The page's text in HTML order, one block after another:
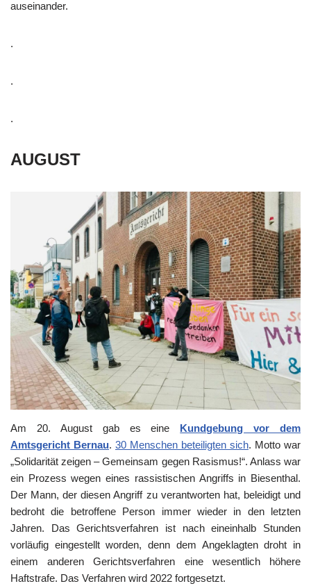
auseinander.
.
.
.
AUGUST
Am 20. August gab es eine Kundgebung vor dem
Amtsgericht Bernau. 30 Menschen beteiligten sich. Motto war
„Solidarität zeigen – Gemeinsam gegen Rasismus!“. Anlass war
ein Prozess wegen eines rassistischen Angriffs in Biesenthal.
Der Mann, der diesen Angriff zu verantworten hat, beleidigt und
bedroht die betroffene Person immer wieder in den letzten
Jahren. Das Gerichtsverfahren ist nach eineinhalb Stunden
vorläufig eingestellt worden, denn dem Angeklagten droht in
einem anderen Gerichtsverfahren eine wesentlich höhere
Haftstrafe. Das Verfahren wird 2022 fortgesetzt.